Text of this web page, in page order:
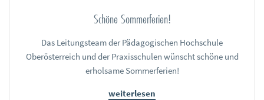
Schöne Sommerferien!
Das Leitungsteam der Pädagogischen Hochschule
Oberösterreich und der Praxisschulen wünscht schöne und
erholsame Sommerferien!
weiterlesen